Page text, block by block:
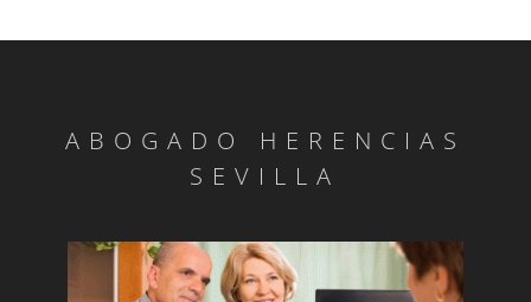
ABOGADO HERENCIAS
SEVILLA